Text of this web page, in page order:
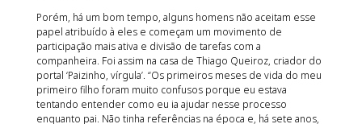
Porém, há um bom tempo, alguns homens não aceitam esse
papel atribuído à eles e começam um movimento de
participação mais ativa e divisão de tarefas com a
companheira. Foi assim na casa de Thiago Queiroz, criador do
portal ‘Paizinho, vírgula’. “Os primeiros meses de vida do meu
primeiro filho foram muito confusos porque eu estava
tentando entender como eu ia ajudar nesse processo
enquanto pai. Não tinha referências na época e, há sete anos,